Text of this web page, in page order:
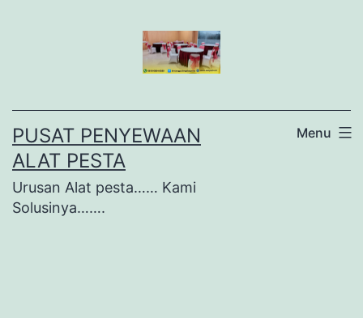
PUSAT PENYEWAAN
ALAT PESTA
Urusan Alat pesta…… Kami
Solusinya…….
Menu